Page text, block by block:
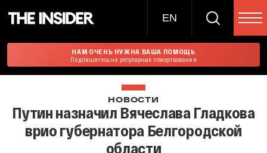
EN
НАМ ОЧЕНЬ НУЖНА ВАША ПОМОЩЬ
Подпишитесь на регулярные пожертвования
НОВОСТИ
Путин назначил Вячеслава Гладкова
врио губернатора Белгородской
области